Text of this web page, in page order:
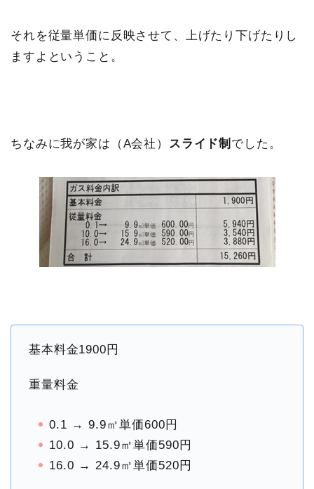
それを従量単価に反映させて、上げたり下げたりし
ますよということ。
ちなみに我が家は（A会社） スライド制 でした。
基本料金1900円
重量料金
0.1 → 9.9㎥単価600円
10.0 → 15.9㎥単価590円
16.0 → 24.9㎥単価520円